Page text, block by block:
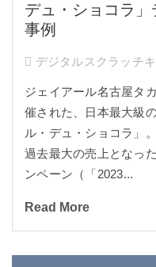
デュ・ショコラ
事例
デジタルスクラッチ
ジェイアール名古屋タ
催された、日本最大級
ル・デュ・ショコラ」。
過去最大の売上となっ
ンペーン（「2023...
Read More